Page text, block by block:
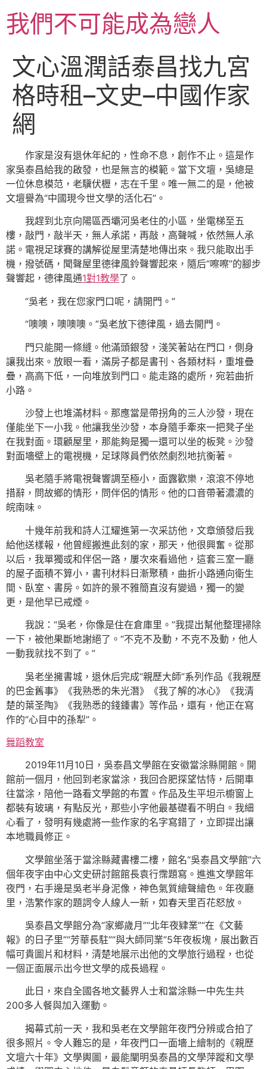
至
主我們不可能成為戀人
文心溫潤話泰昌找九宮
格時租–文史–中國作家
網
作家是沒有退休年紀的，性命不息，創作不止。這是作
家吳泰昌給我的啟發，也是無言的模範。當下文壇，吳總是
一位休息模范，老驥伏櫪，志在千里。唯一無二的是，他被
文壇譽為“中國現今世文學的活化石”。
我趕到北京向陽區西壩河吳老住的小區，坐電梯至五
樓，敲門，敲半天，無人承諾，再敲，高聲喊，依然無人承
諾。電視足球賽的講解從屋里清楚地傳出來。我只能取出手
機，撥號碼，聞聲屋里德律風鈴聲響起來，隨后“嚓嚓”的腳步
聲響起，德律風通1對1教學了。
“吳老，我在您家門口呢，請開門。”
“噢噢，噢噢噢。”吳老放下德律風，過去開門。
門只能開一條縫。他滿頭銀發，淺笑著站在門口，側身
讓我出來。放眼一看，滿房子都是書刊、各類材料，重堆疊
疊，高高下低，一向堆放到門口。能走路的處所，宛若曲折
小路。
沙發上也堆滿材料。那應當是帶拐角的三人沙發，現在
僅能坐下一小我。他讓我坐沙發，本身隨手牽來一把凳子坐
在我對面。環顧屋里，那能夠是獨一還可以坐的板凳。沙發
對面墻壁上的電視機，足球隊員們依然劇烈地抗衡著。
吳老隨手將電視聲響調至極小，面露歡樂，滾滾不停地
措辭，問故鄉的情形，問伴侶的情形。他的口音帶著濃濃的
皖南味。
十幾年前我和詩人江耀進第一次采訪他，文章頒發后我
給他送樣報，他曾經搬進此刻的家，那天，他很興奮。從那
以后，我單獨或和伴侶一路，屢次來看過他，這套三室一廳
的屋子面積不算小，書刊材料日漸聚積，曲折小路通向衛生
間、臥室、書房。如許的景不雅簡直沒有變過，獨一的變
更，是他早已戒煙。
我說：“吳老，你像是住在倉庫里。”我提出幫他整理掃除
一下，被他果斷地謝絕了。“不克不及動，不克不及動，他人
一動我就找不到了。”
吳老坐擁書城，退休后完成“親歷大師”系列作品《我親歷
的巴金舊事》《我熟悉的朱光潛》《我了解的冰心》《我清
楚的葉圣陶》《我熟悉的錢鍾書》等作品，還有，他正在寫
作的“心目中的孫犁”。
舞蹈教室
2019年11月10日，吳泰昌文學館在安徽當涂縣開館。開
館前一個月，他回到老家當涂，我回合肥探望怙恃，后開車
往當涂，陪他一路看文學館的布置。作品及生平坦示櫥窗上
都裝有玻璃，有點反光，那些小字他最基礎看不明白。我細
心看了，發明有幾處將一些作家的名字寫錯了，立即提出讓
本地職員修正。
文學館坐落于當涂縣藏書樓二樓，館名“吳泰昌文學館”六
個年夜字由中心文史研討館館長袁行霈題寫。進進文學館年
夜門，右手邊是吳老半身泥像，神色氣質繪聲繪色。年夜廳
里，浩繁作家的題詞令人線人一新，如春天里百花怒放。
吳泰昌文學館分為“家鄉歲月”“北年夜肄業”“在《文藝
報》的日子里”“芳華長駐”“與大師同業”5年夜板塊，展出數百
幅可貴圖片和材料，清楚地展示出他的文學旅行過程，也從
一個正面展示出今世文學的成長過程。
此日，來自全國各地文藝界人士和當涂縣一中先生共
200多人餐與加入運動。
揭幕式前一天，我和吳老在文學館年夜門分辨或合拍了
很多照片。令人難忘的是，年夜門口一面墻上繪制的《親歷
文壇六十年》文學輿圖，最能闡明吳泰昌的文學萍蹤和文學